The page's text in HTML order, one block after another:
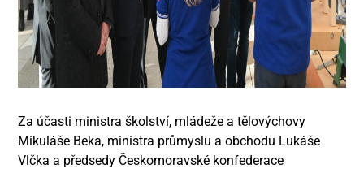
Za účasti ministra školství, mládeže a tělovýchovy
Mikuláše Beka, ministra průmyslu a obchodu Lukáše
Vlčka a předsedy Českomoravské konfederace